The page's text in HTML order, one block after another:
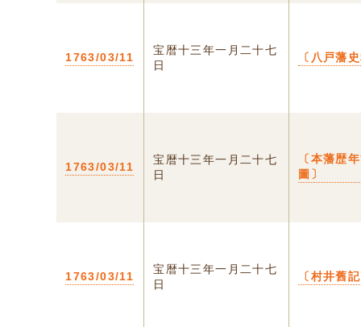
1763/03/11
宝暦十三年一月二十七
日
〔八戸藩
1763/03/11
宝暦十三年一月二十七
日
〔本藩歴
圖〕
1763/03/11
宝暦十三年一月二十七
日
〔村井舊